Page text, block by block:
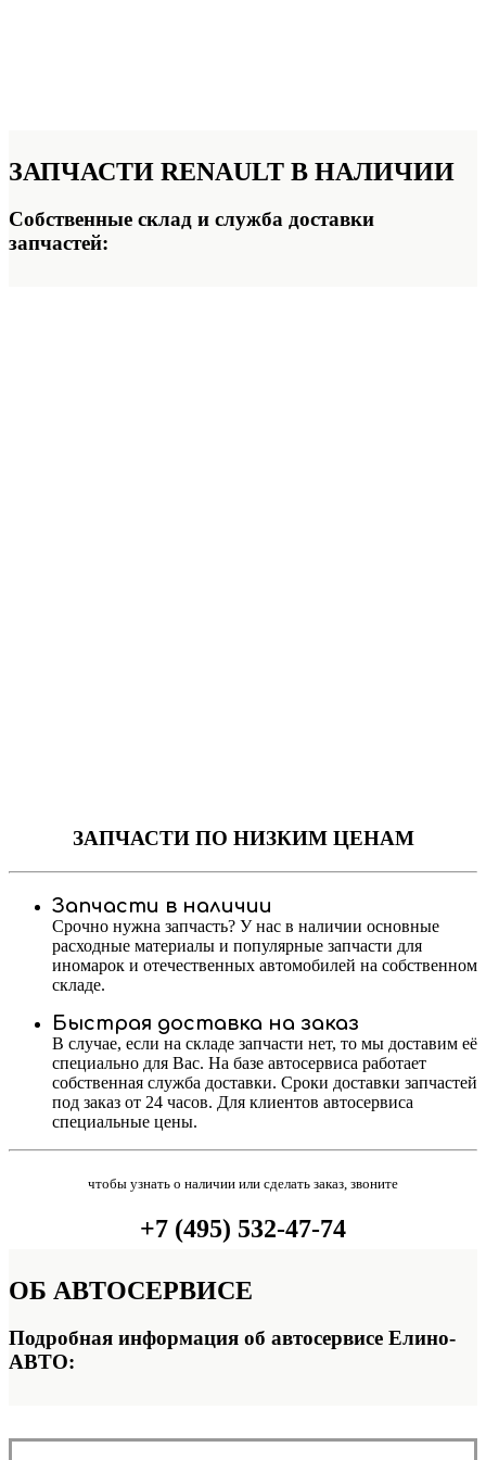
ЗАПЧАСТИ RENAULT В НАЛИЧИИ
Собственные склад и служба доставки
запчастей:
ЗАПЧАСТИПО НИЗКИМ ЦЕНАМ
Запчасти в наличии
Срочно нужна запчасть? У нас в наличии основные
расходные материалы и популярные запчасти для
иномарок и отечественных автомобилей на собственном
складе.
Быстрая доставка на заказ
В случае, если на складе запчасти нет, то мы доставим её
специально для Вас. На базе автосервиса работает
собственная служба доставки. Сроки доставки запчастей
под заказ от 24 часов. Для клиентов автосервиса
специальные цены.
чтобы узнать о наличии или сделать заказ, звоните
+7 (495) 532-47-74
ОБ АВТОСЕРВИСЕ
Подробная информация об автосервисе Елино-
АВТО: